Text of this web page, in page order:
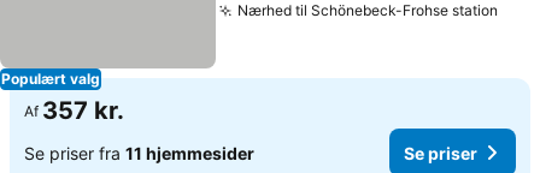
Populært valg
Nærhed til Schönebeck-Frohse station
Af 357 kr.
Se priser fra 11 hjemmesider Se priser